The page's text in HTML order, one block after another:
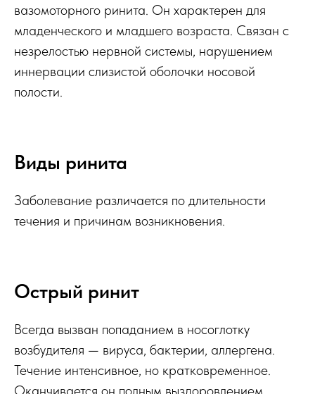
вазомоторного ринита. Он характерен для
младенческого и младшего возраста. Связан с
незрелостью нервной системы, нарушением
иннервации слизистой оболочки носовой
полости.
Виды ринита
Заболевание различается по длительности
течения и причинам возникновения.
Острый ринит
Всегда вызван попаданием в носоглотку
возбудителя — вируса, бактерии, аллергена.
Течение интенсивное, но кратковременное.
Оканчивается он полным выздоровлением.